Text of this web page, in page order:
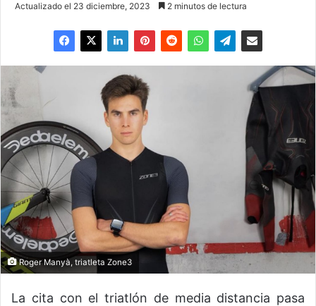
Actualizado el 23 diciembre, 2023 2 minutos de lectura
Roger Manyà, triatleta Zone3
La cita con el triatlón de media distancia pasa